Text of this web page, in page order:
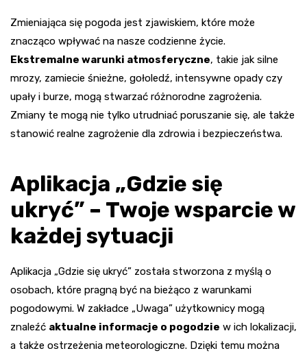
Zmieniająca się pogoda jest zjawiskiem, które może
znacząco wpływać na nasze codzienne życie.
Ekstremalne warunki atmosferyczne, takie jak silne
mrozy, zamiecie śnieżne, gołoledź, intensywne opady czy
upały i burze, mogą stwarzać różnorodne zagrożenia.
Zmiany te mogą nie tylko utrudniać poruszanie się, ale także
stanowić realne zagrożenie dla zdrowia i bezpieczeństwa.
Aplikacja „Gdzie się
ukryć” – Twoje wsparcie w
każdej sytuacji
Aplikacja „Gdzie się ukryć” została stworzona z myślą o
osobach, które pragną być na bieżąco z warunkami
pogodowymi. W zakładce „Uwaga” użytkownicy mogą
znaleźć aktualne informacje o pogodzie w ich lokalizacji,
a także ostrzeżenia meteorologiczne. Dzięki temu można